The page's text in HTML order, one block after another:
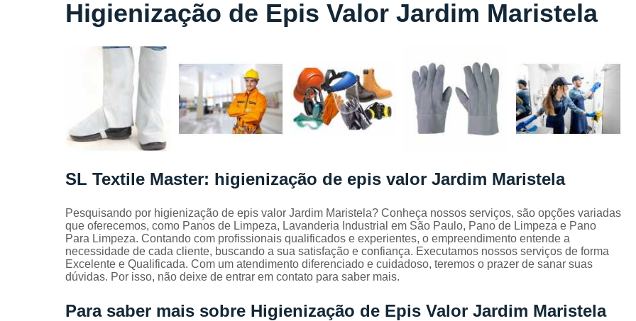
Locação
de lençóis
de banho
Locação
de toalhas
de
manicure
de rosto
de toalhas
industriais
Mantas
absorvente
Lavagem de Toalha de Banho
Lavagem de Toalha São Paulo
Lavagem Toalha de Banho
Empresa de
Lavagem de Uniforme da Empresa
Lavagem de Uniforme e Epi
Lavagem Especializada de Uniforme
Aluguel de Capa de Cortar Cabelo
Higienização de Epis Valor Jardim Maristela
SL Textile Master: higienização de epis valor Jardim Maristela
Pesquisando por higienização de epis valor Jardim Maristela? Conheça nossos serviços, são opções variadas
que oferecemos, como Panos de Limpeza, Lavanderia Industrial em São Paulo, Pano de Limpeza e Pano
Para Limpeza. Contando com profissionais qualificados e experientes, o empreendimento entende a
necessidade de cada cliente, buscando a sua satisfação e confiança. Executamos nossos serviços de forma
Excelente e Qualificada. Com um atendimento diferenciado e cuidadoso, teremos o prazer de sanar suas
dúvidas. Por isso, não deixe de entrar em contato para saber mais.
Para saber mais sobre Higienização de Epis Valor Jardim Maristela